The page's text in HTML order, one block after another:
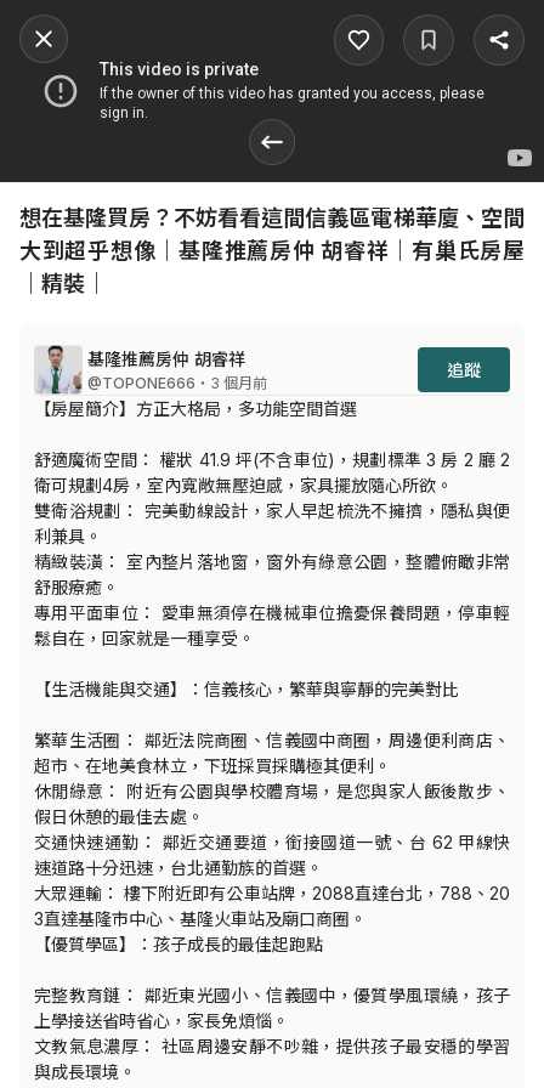
想在基隆買房？不妨看看這間信義區電梯華廈、空間
大到超乎想像｜基隆推薦房仲 胡睿祥｜有巢氏房屋
｜精裝｜
基隆推薦房仲 胡睿祥
@TOPONE666 ・3 個月前
追蹤
【房屋簡介】方正大格局，多功能空間首選
舒適魔術空間： 權狀 41.9 坪(不含車位)，規劃標準 3 房 2 廳 2
衛可規劃4房，室內寬敞無壓迫感，家具擺放隨心所欲。
雙衛浴規劃： 完美動線設計，家人早起梳洗不擁擠，隱私與便
利兼具。
精緻裝潢： 室內整片落地窗，窗外有綠意公園，整體俯瞰非常
舒服療癒。
專用平面車位： 愛車無須停在機械車位擔憂保養問題，停車輕
鬆自在，回家就是一種享受。
【生活機能與交通】：信義核心，繁華與寧靜的完美對比
繁華生活圈： 鄰近法院商圈、信義國中商圈，周邊便利商店、
超市、在地美食林立，下班採買採購極其便利。
休閒綠意： 附近有公園與學校體育場，是您與家人飯後散步、
假日休憩的最佳去處。
交通快速通勤： 鄰近交通要道，銜接國道一號、台 62 甲線快
速道路十分迅速，台北通勤族的首選。
大眾運輸： 樓下附近即有公車站牌，2088直達台北，788、20
3直達基隆市中心、基隆火車站及廟口商圈。
【優質學區】：孩子成長的最佳起跑點
完整教育鏈： 鄰近東光國小、信義國中，優質學風環繞，孩子
上學接送省時省心，家長免煩惱。
文教氣息濃厚： 社區周邊安靜不吵雜，提供孩子最安穩的學習
與成長環境。